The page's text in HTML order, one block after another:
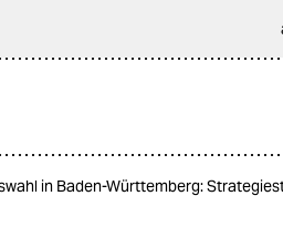
in Baden-Württemberg: